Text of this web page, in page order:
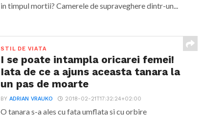
in timpul mortii? Camerele de supraveghere dintr-un...
STIL DE VIATA
I se poate intampla oricarei femei!
Iata de ce a ajuns aceasta tanara la
un pas de moarte
BYADRIAN VRAUKO 2018-02-21T17:32:24+02:00
O tanara s-a ales cu fata umflata si cu orbire